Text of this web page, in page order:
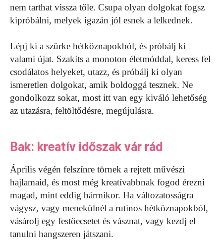
nem tarthat vissza tőle. Csupa olyan dolgokat fogsz
kipróbálni, melyek igazán jól esnek a lelkednek.
Lépj ki a szürke hétköznapokból, és próbálj ki
valami újat. Szakíts a monoton életmóddal, keress fel
csodálatos helyeket, utazz, és próbálj ki olyan
ismeretlen dolgokat, amik boldoggá tesznek. Ne
gondolkozz sokat, most itt van egy kiváló lehetőség
az utazásra, feltöltődésre, megújulásra.
Bak: kreatív időszak vár rád
Április végén felszínre törnek a rejtett művészi
hajlamaid, és most még kreatívabbnak fogod érezni
magad, mint eddig bármikor. Ha változatosságra
vágysz, vagy menekülnél a rutinos hétköznapokból,
vásárolj egy festőecsetet és vásznat, vagy kezdj el
tanulni hangszeren játszani.